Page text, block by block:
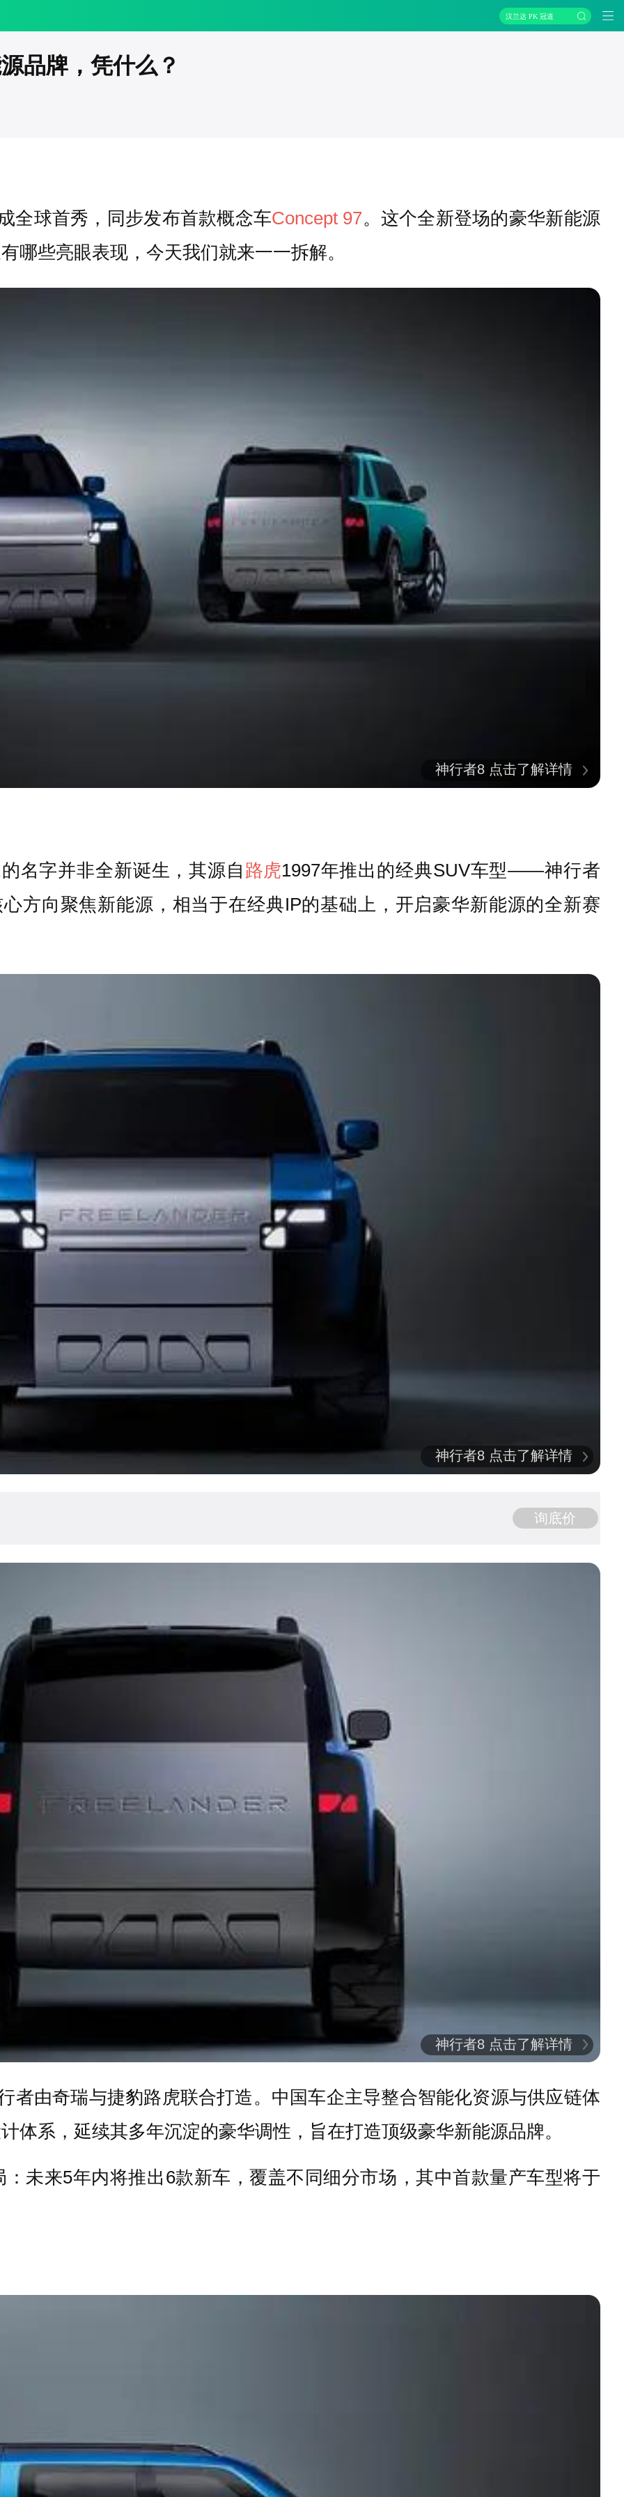
汉兰达 PK 冠道
品牌，凭什么？
全球首秀，同步发布首款概念车Concept 97。这个全新登场的豪华新能源
哪些亮眼表现，今天我们就来一一拆解。
神行者8 点击了解详情
名字并非全新诞生，其源自 路虎1997年推出的经典SUV车型——神行者
方向聚焦新能源，相当于在经典IP的基础上，开启豪华新能源的全新赛
神行者8 点击了解详情
询底价
神行者8 点击了解详情
者由奇瑞与捷豹路虎联合打造。中国车企主导整合智能化资源与供应链体
体系，延续其多年沉淀的豪华调性，旨在打造顶级豪华新能源品牌。
未来5年内将推出6款新车，覆盖不同细分市场，其中首款量产车型将于